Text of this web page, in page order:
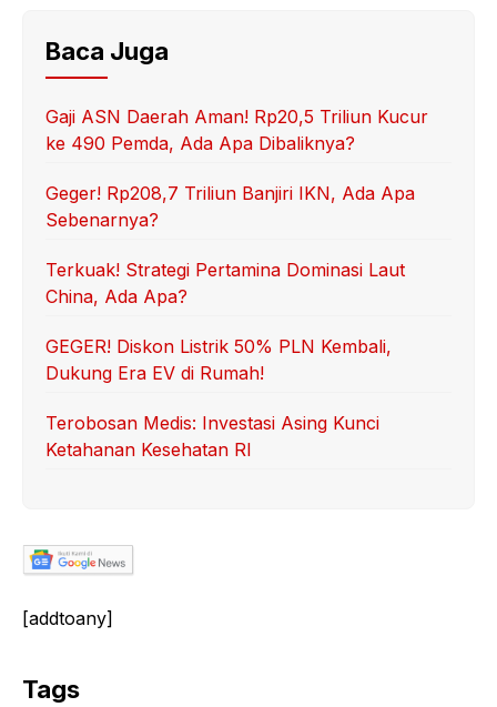
Baca Juga
Gaji ASN Daerah Aman! Rp20,5 Triliun Kucur
ke 490 Pemda, Ada Apa Dibaliknya?
Geger! Rp208,7 Triliun Banjiri IKN, Ada Apa
Sebenarnya?
Terkuak! Strategi Pertamina Dominasi Laut
China, Ada Apa?
GEGER! Diskon Listrik 50% PLN Kembali,
Dukung Era EV di Rumah!
Terobosan Medis: Investasi Asing Kunci
Ketahanan Kesehatan RI
[addtoany]
Tags